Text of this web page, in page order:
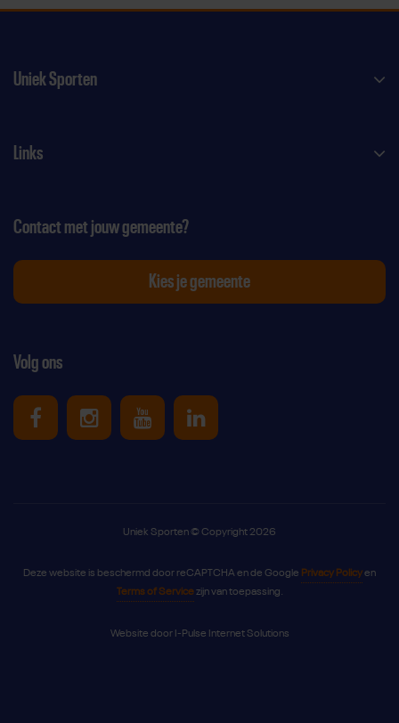
Uniek Sporten
Links
Volg ons
Uniek Sporten op Facebook
Uniek Sporten op Instagram
Uniek Sporten op Youtube
Uniek Sporten op
Contact met jouw gemeente?
Kies je gemeente
Uniek Sporten © Copyright 2026
Deze website is beschermd door reCAPTCHA en de Google Privacy Policyen
Terms of Servicezijn van toepassing.
Website door I-Pulse Internet Solutions